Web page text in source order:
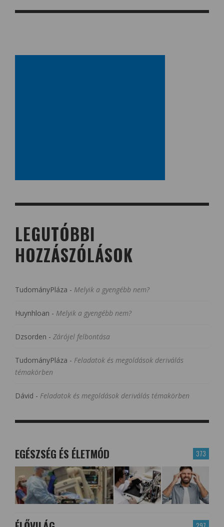
LEGUTÓBBI
HOZZÁSZÓLÁSOK
TudományPláza - Melyik a gyengébb nem?
Huynhloan - Melyik a gyengébb nem?
Dzsorden - Zárójel felbontása
TudományPláza - Feladatok és megoldások deriválás
témakörben
Dávid - Feladatok és megoldások deriválás témakörben
373
EGÉSZSÉG ÉS ÉLETMÓD